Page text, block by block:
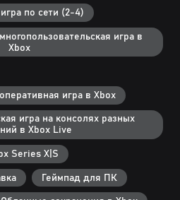
по сети (2-4)
игра в
Xbox
игра в Xbox
игра на консолях разных
в Xbox Live
Series X|S
Геймпад для ПК